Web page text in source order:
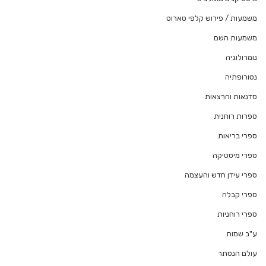
משמעות / פירוש קלפי טארוט
משמעות השם
נומרולוגיה
נטורופתיה
סדנאות והרצאות
ספרות רוחנית
ספרי בריאות
ספרי מיסטיקה
ספרי עידן חדש והעצמה
ספרי קבלה
ספרי רוחניות
ע"ב שמות
עולם הנסתר